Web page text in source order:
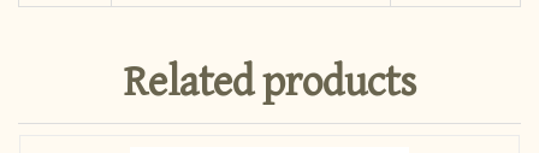
Related products